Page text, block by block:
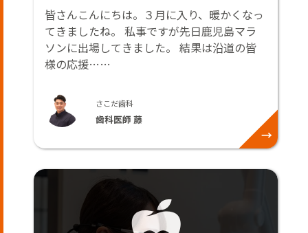
皆さんこんにちは。３月に入り、暖かくなっ
てきましたね。 私事ですが先日鹿児島マラ
ソンに出場してきました。 結果は沿道の皆
様の応援……
さこだ歯科
歯科医師 藤